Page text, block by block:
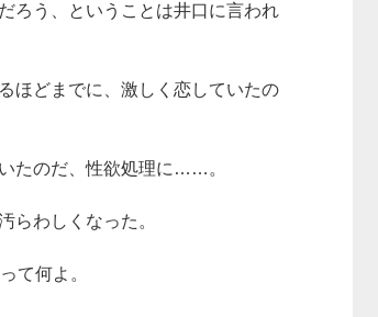
ろう、ということは井口に言われ
ほどまでに、激しく恋していたの
たのだ、性欲処理に……。
らわしくなった。
て何よ。